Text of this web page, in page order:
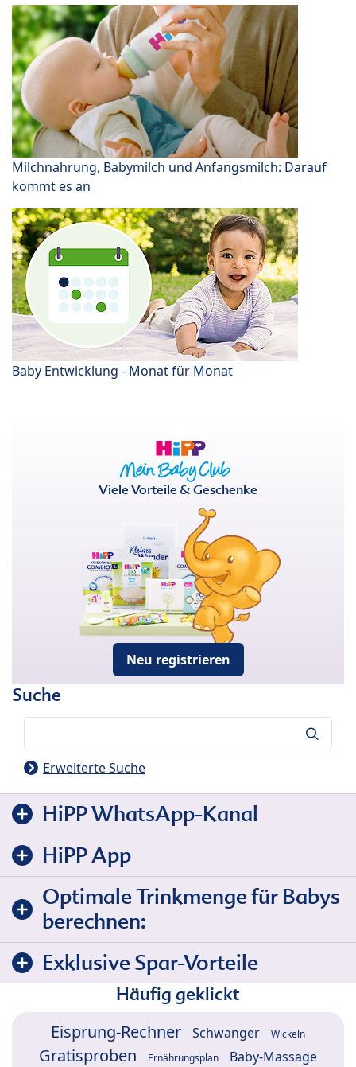
Milchnahrung, Babymilch und Anfangsmilch: Darauf
kommt es an
Baby Entwicklung - Monat für Monat
Viele Vorteile & Geschenke
Neu registrieren
Suche
Erweiterte Suche
HiPP WhatsApp-Kanal
HiPP App
Optimale Trinkmenge für Babys
berechnen:
Exklusive Spar-Vorteile
Häufig geklickt
Eisprung-Rechner Schwanger Wickeln
Gratisproben Ernährungsplan Baby-Massage